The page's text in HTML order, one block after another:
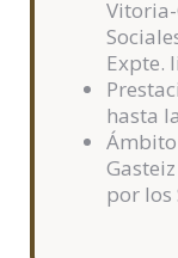
Expte.
hasta
por los